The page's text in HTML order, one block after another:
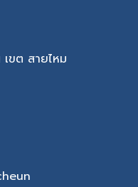
ขต สายไหม